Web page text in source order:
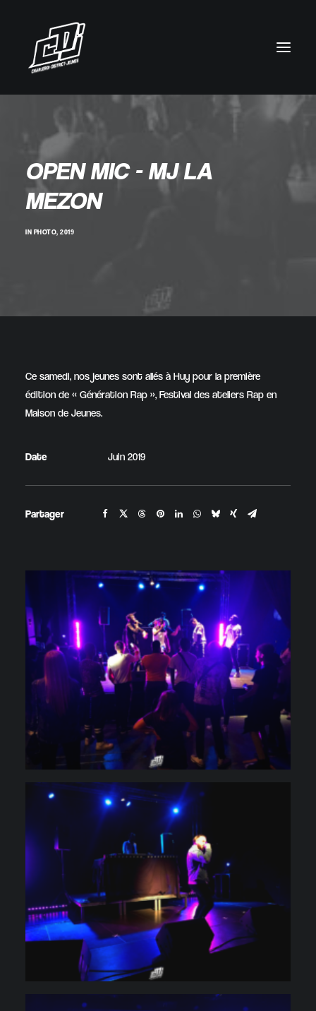
OPEN MIC - MJ LA
MEZON
IN PHOTO, 2019
Ce samedi, nos jeunes sont allés à Huy pour la première
édition de « Génération Rap », Festival des ateliers Rap en
Maison de Jeunes.
Date Juin 2019
Partager